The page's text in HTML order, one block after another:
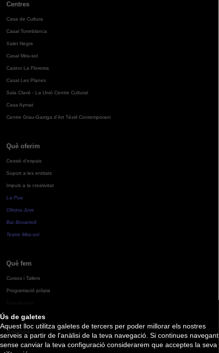
Ús de galetes
Aquest lloc utilitza galetes de tercers per poder millorar els nostres
serveis a partir de l'anàlisi de la teva navegació. Si continues navegant
sense canviar la teva configuració considerarem que acceptes la seva
Centres
Casa de Cultura
Casal Torreblanca
Xalet Negre
Casal Mira-sol
Casino La Floresta
Casal Les Planes
Sala Clavé - La Unió Centre Cultural
Casa Aymat
Centre Grau-Garriga d'Art Tèxtil Contemporani
Què oferim
Cessió d'espais
Suport a les entitats
Impuls a la creativitat
La Pua
Oficina Jove
Bar Bocamoll
Teatre Mira-sol
Què fem
Cursos i Tallers
Programació pròpia
Agenda